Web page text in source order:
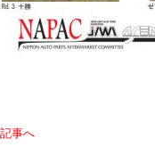
事へ